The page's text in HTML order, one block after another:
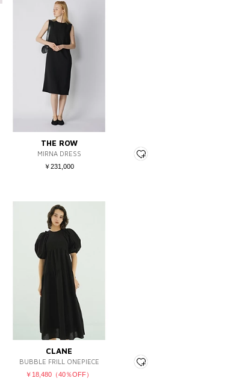
THE ROW
MIRNA DRESS
￥231,000
CLANE
BUBBLE FRILL ONEPIECE
￥18,480（40％OFF）